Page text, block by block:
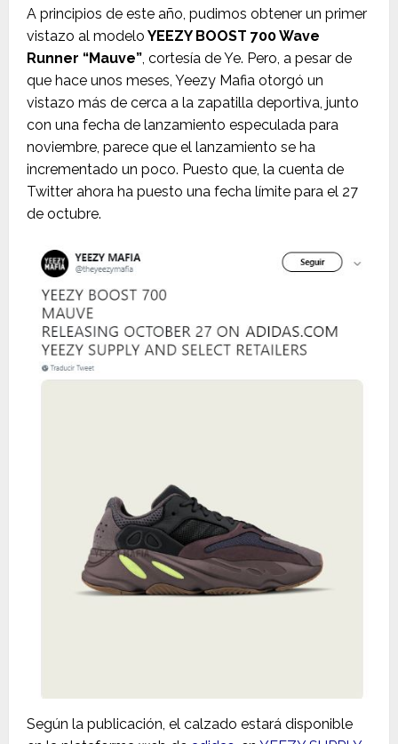
A principios de este año, pudimos obtener un primer
vistazo al modelo YEEZY BOOST 700 Wave
Runner “Mauve”, cortesía de Ye. Pero, a pesar de
que hace unos meses, Yeezy Mafia otorgó un
vistazo más de cerca a la zapatilla deportiva, junto
con una fecha de lanzamiento especulada para
noviembre, parece que el lanzamiento se ha
incrementado un poco. Puesto que, la cuenta de
Twitter ahora ha puesto una fecha límite para el 27
de octubre.
Según la publicación, el calzado estará disponible